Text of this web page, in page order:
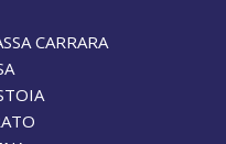
CARRARA